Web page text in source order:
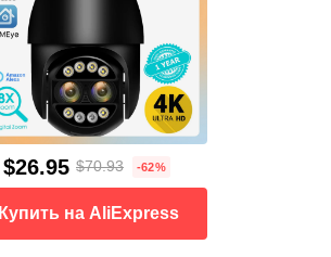
$26.95 $70.93 -62%
Купить на AliExpress